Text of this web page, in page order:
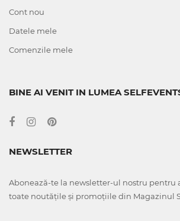
Cont nou
Datele mele
Comenzile mele
BINE AI VENIT IN LUMEA
NEWSLETTER
Abonează-te la newsletter-ul nostru pentru
toate noutățile și promoțiile din Magazinul